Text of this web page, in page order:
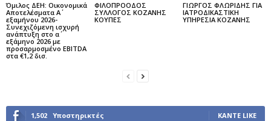
Όμιλος ΔΕΗ: Οικονομικά
Αποτελέσματα Α΄
εξαμήνου 2026-
Συνεχιζόμενη ισχυρή
ανάπτυξη στο α΄
εξάμηνο 2026 με
προσαρμοσμένο EBITDA
στα €1,2 δισ.
ΦΙΛΟΠΡΟΟΔΟΣ
ΣΥΛΛΟΓΟΣ ΚΟΖΑΝΗΣ
ΚΟΥΠΕΣ
ΓΙΩΡΓΟΣ ΦΛΩΡΙΔΗΣ ΓΙΑ
ΙΑΤΡΟΔΙΚΑΣΤΙΚΗ
ΥΠΗΡΕΣΙΑ ΚΟΖΑΝΗΣ
1,502 Υποστηρικτές ΚΆΝΤΕ LIKE